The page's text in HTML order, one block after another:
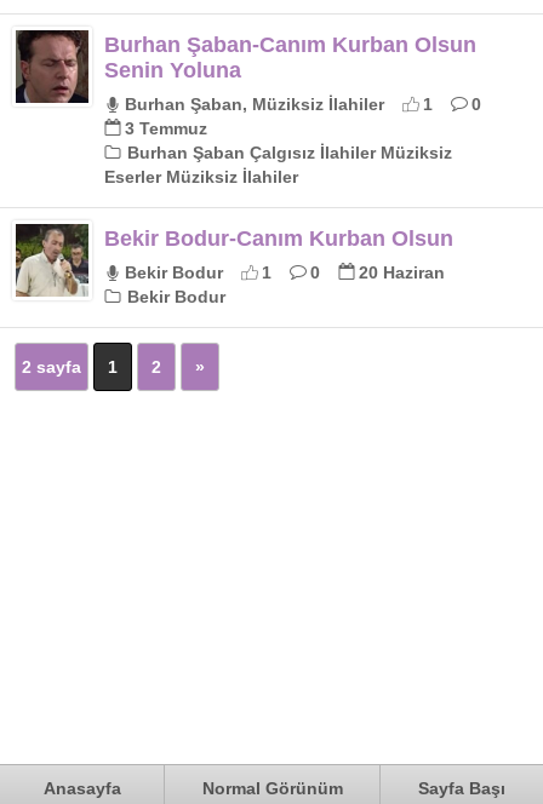
Burhan Şaban-Canım Kurban Olsun
Senin Yoluna
Burhan Şaban, Müziksiz İlahiler 1
0
3 Temmuz
Burhan Şaban Çalgısız İlahiler Müziksiz
Eserler Müziksiz İlahiler
Bekir Bodur-Canım Kurban Olsun
Bekir Bodur 1 0
20 Haziran
Bekir Bodur
2 sayfa 1 2 »
Anasayfa Normal Görünüm Sayfa Başı